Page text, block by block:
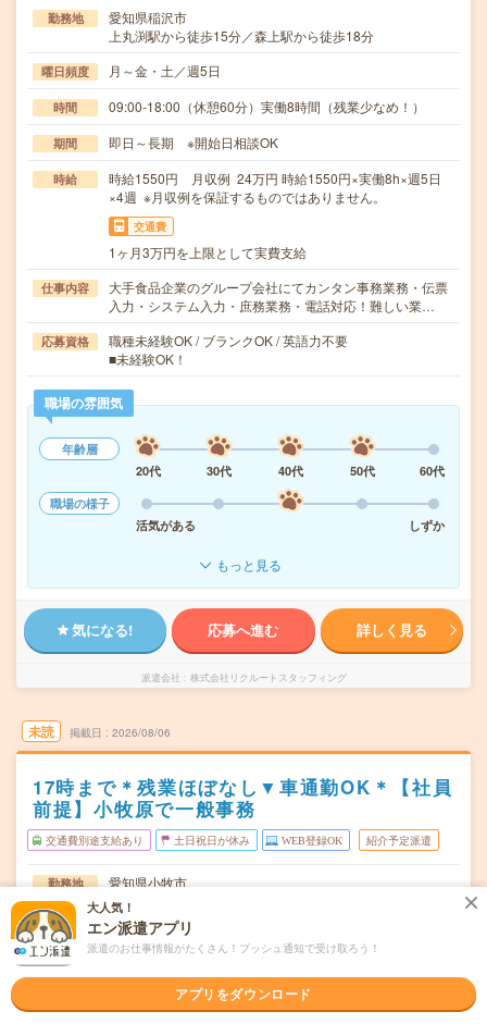
勤務地
愛知県稲沢市
上丸渕駅から徒歩15分／森上駅から徒歩18分
曜日頻度 月～金・土／週5日
時間 09:00-18:00（休憩60分）実働8時間（残業少なめ！）
期間 即日～長期 ※開始日相談OK
時給
時給1550円 月収例 24万円 時給1550円×実働8h×週5日
×4週 ※月収例を保証するものではありません。
交通費
1ヶ月3万円を上限として実費支給
仕事内容
大手食品企業のグループ会社にてカンタン事務業務・伝票
入力・システム入力・庶務業務・電話対応！難しい業…
応募資格
職種未経験OK / ブランクOK / 英語力不要
■未経験OK！
職場の雰囲気
年齢層
20代
30代 40代 50代
60代
職場の様子
活気がある
しずか
もっと見る
気になる! 応募へ進む 詳しく見る
派遣会社 株式会社リクルートスタッフィング
未読 掲載日 2026/08/06
17時まで＊残業ほぼなし▼車通勤OK＊【社員
前提】小牧原で一般事務
交通費別途支給あり 土日祝日が休み WEB登録OK 紹介予定派遣
勤務地
愛知県小牧市
小牧原駅から徒歩10分
曜日頻度 月～金／週5日
期間 即日～長期 ※開始日相談OK
大人気！
エン派遣アプリ
派遣のお仕事情報がたくさん！プッシュ通知で受け取ろう！
アプリをダウンロード